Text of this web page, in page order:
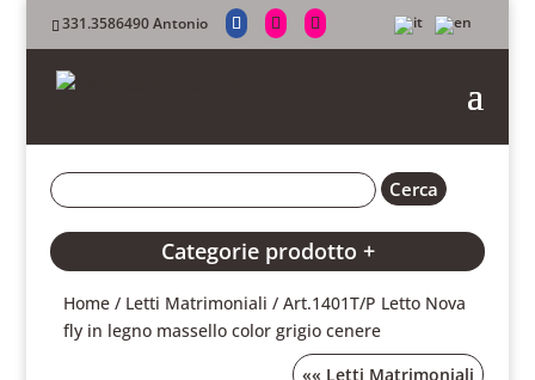
331.3586490 Antonio
Categorie prodotto +
Home / Letti Matrimoniali / Art.1401T/P Letto Nova
fly in legno massello color grigio cenere
«« Letti Matrimoniali